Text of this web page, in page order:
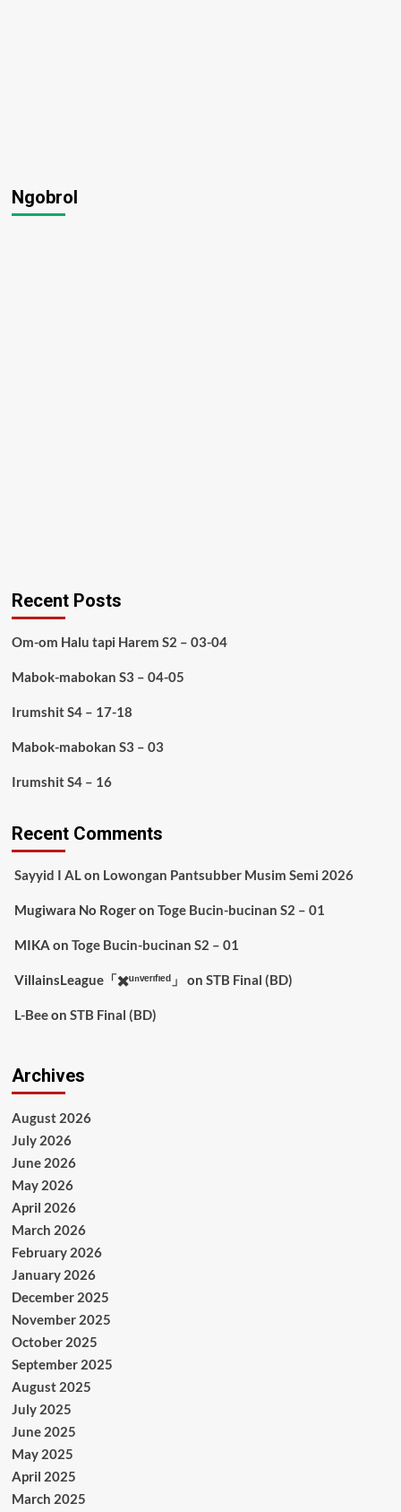
Ngobrol
Recent Posts
Om-om Halu tapi Harem S2 – 03-04
Mabok-mabokan S3 – 04-05
Irumshit S4 – 17-18
Mabok-mabokan S3 – 03
Irumshit S4 – 16
Recent Comments
Sayyid I ALon Lowongan Pantsubber Musim Semi 2026
Mugiwara No Rogeron Toge Bucin-bucinan S2 – 01
MIKA on Toge Bucin-bucinan S2 – 01
VillainsLeague「✖️ᵘⁿᵛᵉʳᶦᶠᶦᵉᵈ」 on STB Final (BD)
L-Beeon STB Final (BD)
Archives
August 2026
July 2026
June 2026
May 2026
April 2026
March 2026
February 2026
January 2026
December 2025
November 2025
October 2025
September 2025
August 2025
July 2025
June 2025
May 2025
April 2025
March 2025